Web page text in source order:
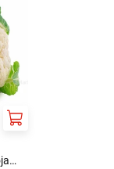
TRUONG
KHU PHO 7, XA